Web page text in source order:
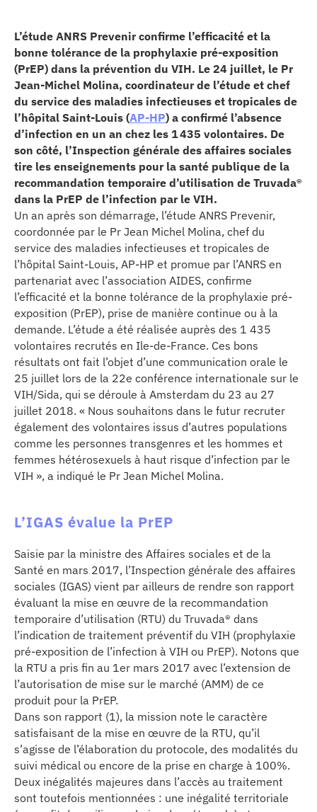
d’info
l’éditeur
un CHU
L’étude ANRS Prevenir confirme l’efficacité et la
bonne tolérance de la prophylaxie pré-exposition
(PrEP) dans la prévention du VIH. Le 24 juillet, le Pr
Jean-Michel Molina, coordinateur de l’étude et chef
du service des maladies infectieuses et tropicales de
l’hôpital Saint-Louis (AP-HP) a confirmé l’absence
d’infection en un an chez les 1 435 volontaires. De
son côté, l’Inspection générale des affaires sociales
tire les enseignements pour la santé publique de la
recommandation temporaire d’utilisation de Truvada®
dans la PrEP de l’infection par le VIH.
Un an après son démarrage, l’étude ANRS Prevenir,
coordonnée par le Pr Jean Michel Molina, chef du
service des maladies infectieuses et tropicales de
l’hôpital Saint-Louis, AP-HP et promue par l’ANRS en
partenariat avec l’association AIDES, confirme
l’efficacité et la bonne tolérance de la prophylaxie pré-
exposition (PrEP), prise de manière continue ou à la
demande. L’étude a été réalisée auprès des 1 435
volontaires recrutés en Ile-de-France. Ces bons
résultats ont fait l’objet d’une communication orale le
25 juillet lors de la 22e conférence internationale sur le
VIH/Sida, qui se déroule à Amsterdam du 23 au 27
juillet 2018. « Nous souhaitons dans le futur recruter
également des volontaires issus d’autres populations
comme les personnes transgenres et les hommes et
femmes hétérosexuels à haut risque d’infection par le
VIH », a indiqué le Pr Jean Michel Molina.
L’IGAS évalue la PrEP
Saisie par la ministre des Affaires sociales et de la
Santé en mars 2017, l’Inspection générale des affaires
sociales (IGAS) vient par ailleurs de rendre son rapport
évaluant la mise en œuvre de la recommandation
temporaire d’utilisation (RTU) du Truvada® dans
l’indication de traitement préventif du VIH (prophylaxie
pré-exposition de l’infection à VIH ou PrEP). Notons que
la RTU a pris fin au 1er mars 2017 avec l’extension de
l’autorisation de mise sur le marché (AMM) de ce
produit pour la PrEP.
Dans son rapport (1), la mission note le caractère
satisfaisant de la mise en œuvre de la RTU, qu’il
s’agisse de l’élaboration du protocole, des modalités du
suivi médical ou encore de la prise en charge à 100%.
Deux inégalités majeures dans l’accès au traitement
sont toutefois mentionnées : une inégalité territoriale